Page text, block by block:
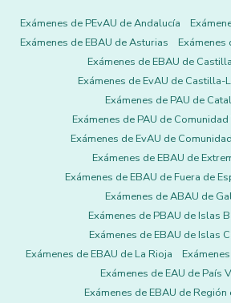
Exámenes de PEvAU de Andalucía
Exámenes de EBAU de Asturias
Exámenes
Exámenes de EBAU de
Exámenes de EvAU de Castilla-
Exámenes de PAU de
Exámenes de PAU de
Exámenes de EvAU de
Exámenes de EBAU de
Exámenes de EBAU de Fuera de
Exámenes de ABAU de
Exámenes de PBAU de Islas
Exámenes de EBAU de Islas
Exámenes de EBAU de La Rioja
Exámenes de EAU de País
Exámenes de EBAU de Región